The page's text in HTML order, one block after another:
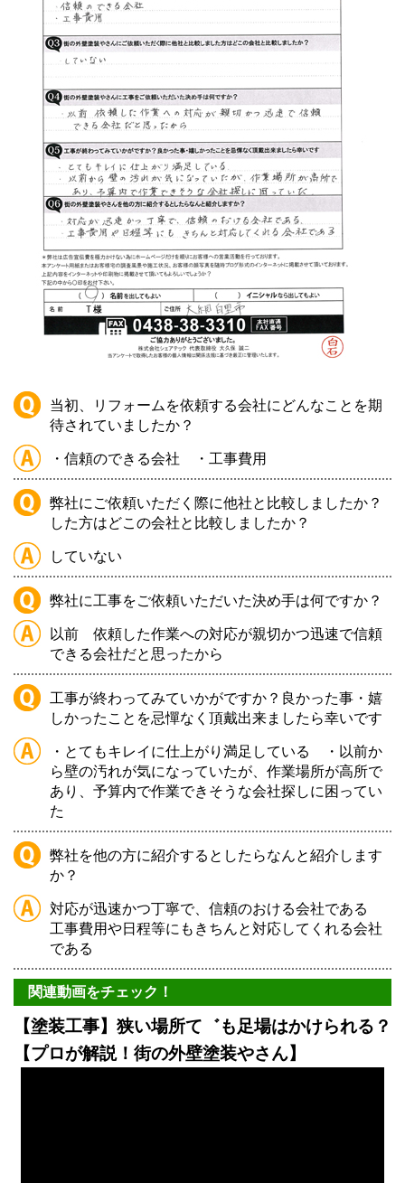
当初、リフォームを依頼する会社にどんなことを期
待されていましたか？
・信頼のできる会社 ・工事費用
弊社にご依頼いただく際に他社と比較しましたか？
した方はどこの会社と比較しましたか？
していない
弊社に工事をご依頼いただいた決め手は何ですか？
以前 依頼した作業への対応が親切かつ迅速で信頼
できる会社だと思ったから
工事が終わってみていかがですか？良かった事・嬉
しかったことを忌憚なく頂戴出来ましたら幸いです
・とてもキレイに仕上がり満足している
・以前か
ら壁の汚れが気になっていたが、作業場所が高所で
あり、予算内で作業できそうな会社探しに困ってい
た
弊社を他の方に紹介するとしたらなんと紹介します
か？
対応が迅速かつ丁寧で、信頼のおける会社である
工事費用や日程等にもきちんと対応してくれる会社
である
関連動画をチェック！
【塗装工事】狭い場所て゛も足場はかけられる？
【プロが解説！街の外壁塗装やさん】